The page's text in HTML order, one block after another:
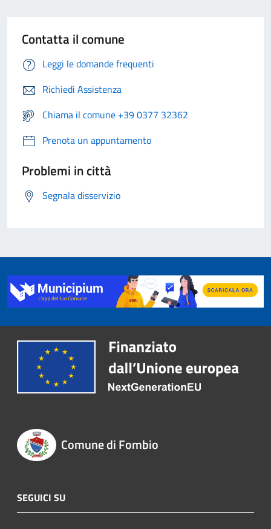
Contatta il comune
Leggi le domande frequenti
Richiedi Assistenza
Chiama il comune +39 0377 32362
Prenota un appuntamento
Problemi in città
Segnala disservizio
Comune di Fombio
SEGUICI SU